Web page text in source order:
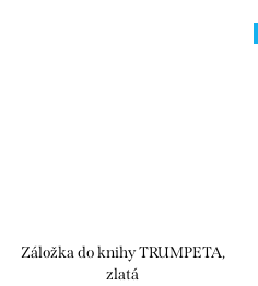
Záložka do knihy TRUMPETA,
zlatá